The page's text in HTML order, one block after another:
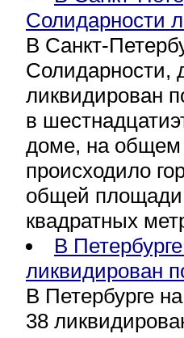
Солидарности
В Санкт-
Солидарности,
ликвидирован
в
доме, на общем
происходило
общей площади
квадратных
В
ликвидирован
В Петербурге
38